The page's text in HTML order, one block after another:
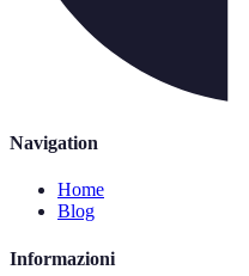
Navigation
Home
Blog
Informazioni